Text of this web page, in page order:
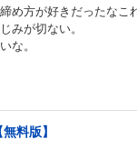
め方が好きだったなこれ
みが切ない。
な。
料版】